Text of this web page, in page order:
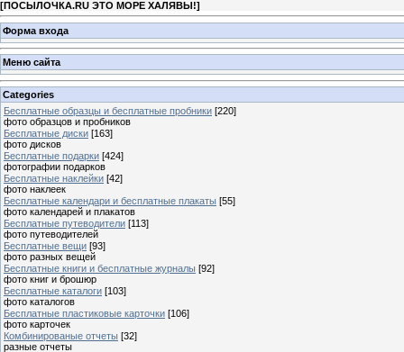
[ПОСЫЛОЧКА.RU ЭТО МОРЕ ХАЛЯВЫ!]
Форма входа
Меню сайта
Categories
Бесплатные образцы и бесплатные пробники [220]
фото образцов и пробников
Бесплатные диски [163]
фото дисков
Бесплатные подарки [424]
фотографии подарков
Бесплатные наклейки [42]
фото наклеек
Бесплатные календари и бесплатные плакаты [55]
фото календарей и плакатов
Бесплатные путеводители [113]
фото путеводителей
Бесплатные вещи [93]
фото разных вещей
Бесплатные книги и бесплатные журналы [92]
фото книг и брошюр
Бесплатные каталоги [103]
фото каталогов
Бесплатные пластиковые карточки [106]
фото карточек
Комбинированые отчеты [32]
разные отчеты